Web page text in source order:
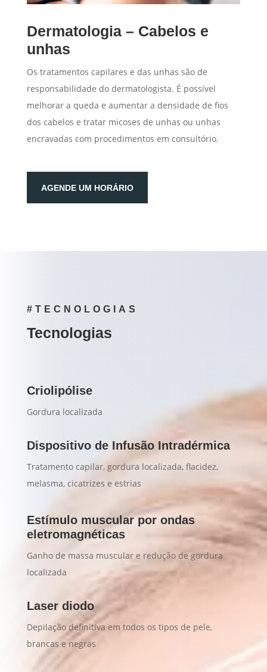
Dermatologia – Cabelos e
unhas
Os tratamentos capilares e das unhas são de
responsabilidade do dermatologista. É possível
melhorar a queda e aumentar a densidade de fios
dos cabelos e tratar micoses de unhas ou unhas
encravadas com procedimentos em consultório.
AGENDE UM HORÁRIO
#TECNOLOGIAS
Tecnologias
Criolipólise
Gordura localizada
Dispositivo de Infusão Intradérmica
Tratamento capilar, gordura localizada, flacidez,
melasma, cicatrizes e estrias
Estímulo muscular por ondas
eletromagnéticas
Ganho de massa muscular e redução de gordura
localizada
Laser diodo
Depilação definitiva em todos os tipos de pele,
brancas e negras